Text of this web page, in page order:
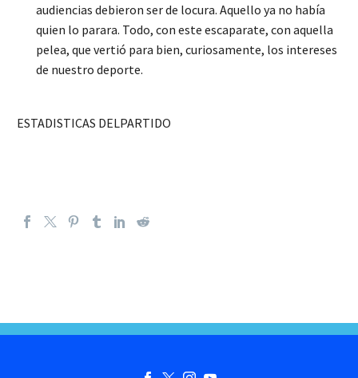
audiencias debieron ser de locura. Aquello ya no había
quien lo parara. Todo, con este escaparate, con aquella
pelea, que vertió para bien, curiosamente, los intereses
de nuestro deporte.
ESTADISTICAS DELPARTIDO